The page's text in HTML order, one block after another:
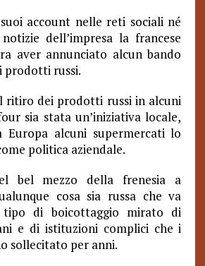
account nelle reti sociali né
dell’impresa la francese
aver annunciato alcun bando
prodotti russi.
ritiro dei prodotti russi in alcuni
sia stata un’iniziativa locale,
alcuni supermercati lo
politica aziendale.
bel mezzo della frenesia a
cosa sia russa che va
di boicottaggio mirato di
e di istituzioni complici che i
sollecitato per anni.